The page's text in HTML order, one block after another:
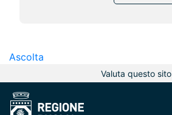
Ascolta
Valuta questo sito